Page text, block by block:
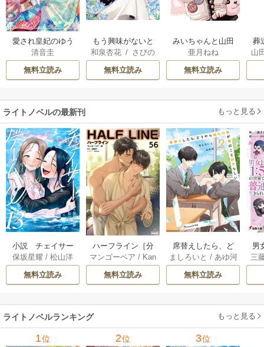
愛され皇妃のゆう
うつ
清音圭
無料立読み
もう興味がないと
離婚された令嬢の
意外と楽しい新生
活
和泉杏花 / さびの
ぶち
無料立読み
みいちゃんと山田
さん
亜月ねね
無料立読み
葬
山
ライトノベルの最新刊 もっと見る
小説 チェイサー
ゲームW 13巻
保坂星耀 /松山洋
無料立読み
ハーフライン［分
冊版] 56巻
マンゴーベア / Kan
apy/加藤智子
無料立読み
席替えしたら、ど
うやら後ろの男が
俺のこと好きらし
い 2巻
ましろいと / あゆ河
無料立読み
男
で
三
ライトノベルランキング もっと見る
1位 2位 3位